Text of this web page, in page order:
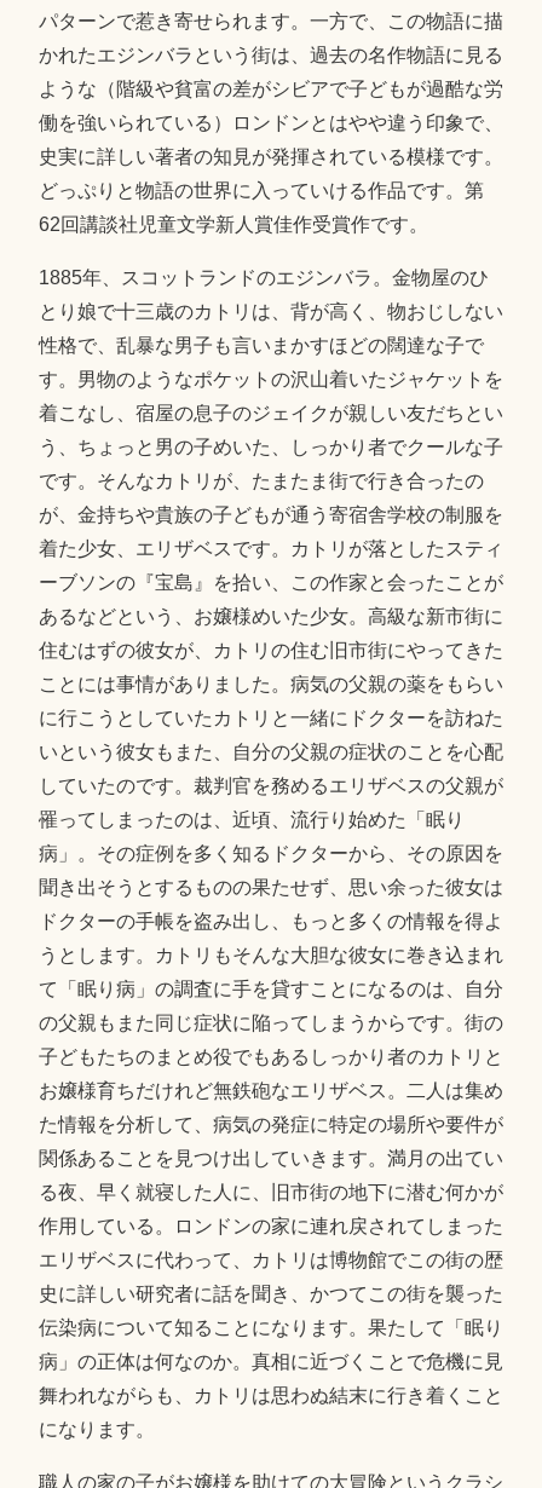
パターンで惹き寄せられます。一方で、この物語に描
かれたエジンバラという街は、過去の名作物語に見る
ような（階級や貧富の差がシビアで子どもが過酷な労
働を強いられている）ロンドンとはやや違う印象で、
史実に詳しい著者の知見が発揮されている模様です。
どっぷりと物語の世界に入っていける作品です。第
62回講談社児童文学新人賞佳作受賞作です。
1885年、スコットランドのエジンバラ。金物屋のひ
とり娘で十三歳のカトリは、背が高く、物おじしない
性格で、乱暴な男子も言いまかすほどの闊達な子で
す。男物のようなポケットの沢山着いたジャケットを
着こなし、宿屋の息子のジェイクが親しい友だちとい
う、ちょっと男の子めいた、しっかり者でクールな子
です。そんなカトリが、たまたま街で行き合ったの
が、金持ちや貴族の子どもが通う寄宿舎学校の制服を
着た少女、エリザベスです。カトリが落としたスティ
ーブソンの『宝島』を拾い、この作家と会ったことが
あるなどという、お嬢様めいた少女。高級な新市街に
住むはずの彼女が、カトリの住む旧市街にやってきた
ことには事情がありました。病気の父親の薬をもらい
に行こうとしていたカトリと一緒にドクターを訪ねた
いという彼女もまた、自分の父親の症状のことを心配
していたのです。裁判官を務めるエリザベスの父親が
罹ってしまったのは、近頃、流行り始めた「眠り
病」。その症例を多く知るドクターから、その原因を
聞き出そうとするものの果たせず、思い余った彼女は
ドクターの手帳を盗み出し、もっと多くの情報を得よ
うとします。カトリもそんな大胆な彼女に巻き込まれ
て「眠り病」の調査に手を貸すことになるのは、自分
の父親もまた同じ症状に陥ってしまうからです。街の
子どもたちのまとめ役でもあるしっかり者のカトリと
お嬢様育ちだけれど無鉄砲なエリザベス。二人は集め
た情報を分析して、病気の発症に特定の場所や要件が
関係あることを見つけ出していきます。満月の出てい
る夜、早く就寝した人に、旧市街の地下に潜む何かが
作用している。ロンドンの家に連れ戻されてしまった
エリザベスに代わって、カトリは博物館でこの街の歴
史に詳しい研究者に話を聞き、かつてこの街を襲った
伝染病について知ることになります。果たして「眠り
病」の正体は何なのか。真相に近づくことで危機に見
舞われながらも、カトリは思わぬ結末に行き着くこと
になります。
職人の家の子がお嬢様を助けての大冒険というクラシ